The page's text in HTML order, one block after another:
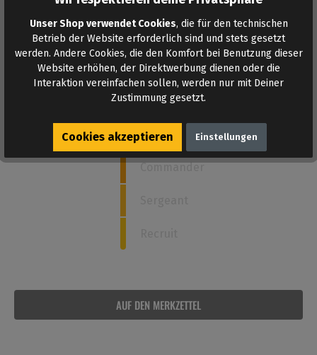
Wie stark ist dieses Poppers?
5 Admiral
Captain
AUF DEN MERKZETTEL
Unser Shop verwendet Cookies, die für den technischen
Betrieb der Website erforderlich sind und stets gesetzt
werden. Andere Cookies, die den Komfort bei Benutzung dieser
Website erhöhen, der Direktwerbung dienen oder die
Interaktion vereinfachen sollen, werden nur mit Deiner
Zustimmung gesetzt.
Cookies akzeptieren Einstellungen